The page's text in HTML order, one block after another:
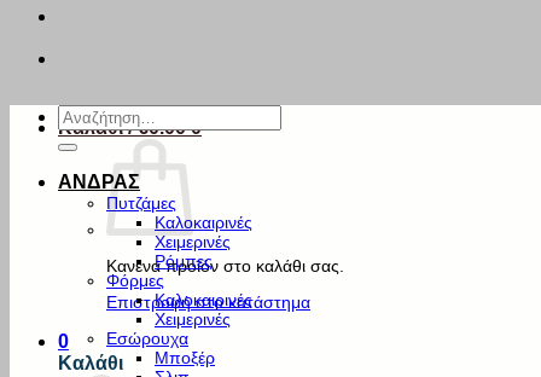
Καλάθι /€0.00 0
Κανένα προϊόν στο καλάθι σας.
Επιστροφή στο κατάστημα
0
Καλάθι
Αναζήτηση
για:
ΑΝΔΡΑΣ
Πυτζάμες
Καλοκαιρινές
Χειμερινές
Ρόμπες
Φόρμες
Καλοκαιρινές
Χειμερινές
Εσώρουχα
Μποξέρ